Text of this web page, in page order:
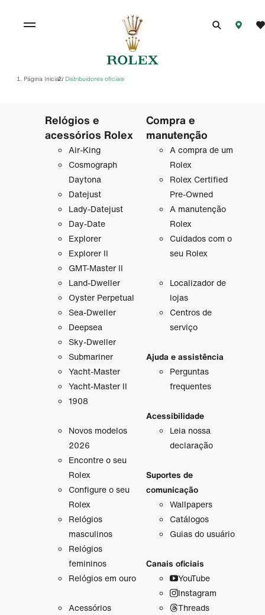
Página Inicial/ Distribuidores oficiais
Relógios e
acessórios Rolex
Air-King
Cosmograph
Daytona
Datejust
Lady-Datejust
Day-Date
Explorer
Explorer II
GMT-Master II
Land-Dweller
Oyster Perpetual
Sea-Dweller
Deepsea
Sky-Dweller
Submariner
Yacht-Master
Yacht-Master II
1908
Novos modelos
2026
Encontre o seu
Rolex
Configure o seu
Rolex
Relógios
masculinos
Relógios
femininos
Relógios em ouro
Acessórios
Compra e
manutenção
A compra de um
Rolex
Rolex Certified
Pre-Owned
A manutenção
Rolex
Cuidados com o
seu Rolex
Localizador de
lojas
Centros de
serviço
Ajuda e assistência
Perguntas
frequentes
Acessibilidade
Leia nossa
declaração
Suportes de
comunicação
Wallpapers
Catálogos
Guias do usuário
Canais oficiais
YouTube
Instagram
Threads